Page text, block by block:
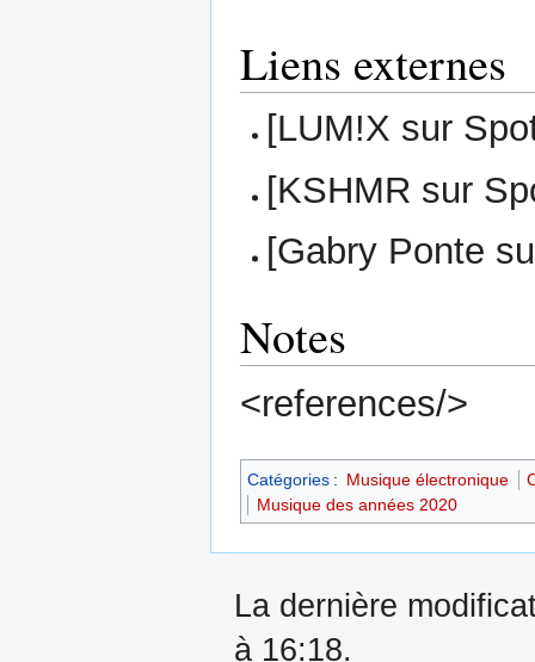
Liens externes
[LUM!X sur
[KSHMR sur
[Gabry Ponte
Notes
<references/>
Catégories : Musique électronique
Musique des années 2020
La dernière
à 16:18.